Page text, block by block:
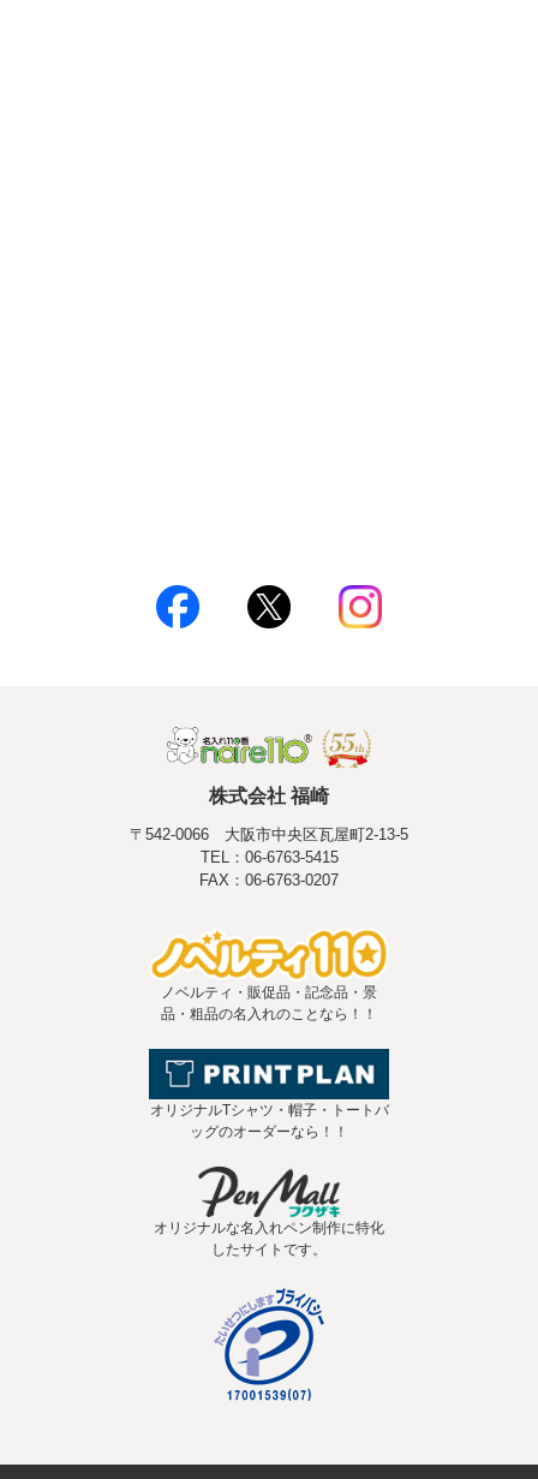
株式会社 福崎
〒542-0066 大阪市中央区瓦屋町2-13-5
TEL：06-6763-5415
FAX：06-6763-0207
ノベルティ・販促品・記念品・景
品・粗品の名入れのことなら！！
オリジナルTシャツ・帽子・トートバ
ッグのオーダーなら！！
オリジナルな名入れペン制作に特化
したサイトです。